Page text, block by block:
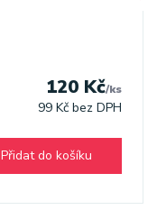
120 Kč/ks
99 Kčbez DPH
Přidat do košíku